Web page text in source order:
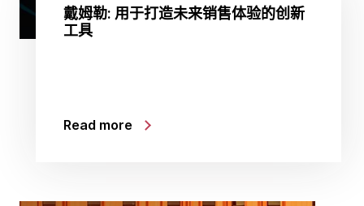
戴姆勒: 用于打造未来销售体验的创新
工具
Read more